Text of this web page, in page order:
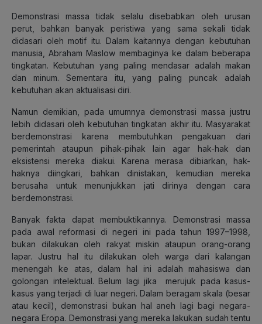
Demonstrasi massa tidak selalu disebabkan oleh urusan
perut, bahkan banyak peristiwa yang sama sekali tidak
didasari oleh motif itu. Dalam kaitannya dengan kebutuhan
manusia, Abraham Maslow membaginya ke dalam beberapa
tingkatan. Kebutuhan yang paling mendasar adalah makan
dan minum. Sementara itu, yang paling puncak adalah
kebutuhan akan aktualisasi diri.
Namun demikian, pada umumnya demonstrasi massa justru
lebih didasari oleh kebutuhan tingkatan akhir itu. Masyarakat
berdemonstrasi karena membutuhkan pengakuan dari
pemerintah ataupun pihak-pihak lain agar hak-hak dan
eksistensi mereka diakui. Karena merasa dibiarkan, hak-
haknya diingkari, bahkan dinistakan, kemudian mereka
berusaha untuk menunjukkan jati dirinya dengan cara
berdemonstrasi.
Banyak fakta dapat membuktikannya. Demonstrasi massa
pada awal reformasi di negeri ini pada tahun 1997–1998,
bukan dilakukan oleh rakyat miskin ataupun orang-orang
lapar. Justru hal itu dilakukan oleh warga dari kalangan
menengah ke atas, dalam hal ini adalah mahasiswa dan
golongan intelektual. Belum lagi jika merujuk pada kasus-
kasus yang terjadi di luar negeri. Dalam beragam skala (besar
atau kecil), demonstrasi bukan hal aneh lagi bagi negara-
negara Eropa. Demonstrasi yang mereka lakukan sudah tentu